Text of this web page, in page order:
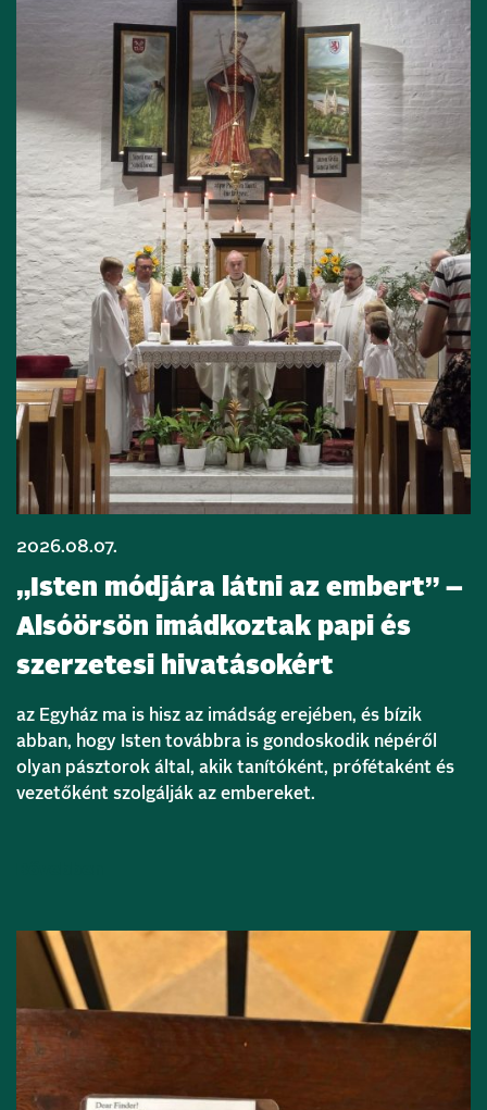
2026.08.07.
„Isten módjára látni az embert” –
Alsóörsön imádkoztak papi és
szerzetesi hivatásokért
az Egyház ma is hisz az imádság erejében, és bízik
abban, hogy Isten továbbra is gondoskodik népéről
olyan pásztorok által, akik tanítóként, prófétaként és
vezetőként szolgálják az embereket.